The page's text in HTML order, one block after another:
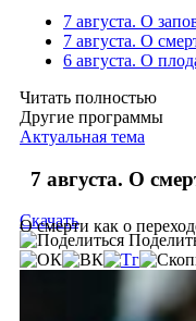
7 августа. О
7 августа. О
6 августа. О
Читать полностью
Другие программы
Актуальная тема
7 августа. О
О смерти как о
Скачать